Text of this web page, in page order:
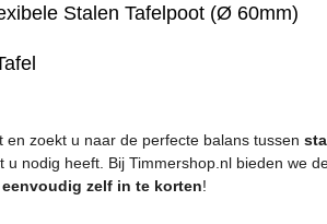
Stalen Tafelpoot (Ø 60mm)
en zoekt u naar de perfecte balans tussen
u nodig heeft. Bij Timmershop.nl bieden we
eenvoudig zelf in te korten!